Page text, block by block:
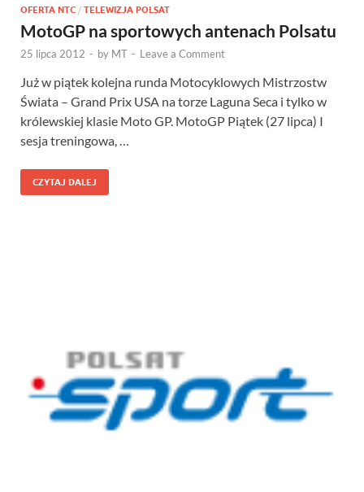
OFERTA NTC / TELEWIZJA POLSAT
MotoGP na sportowych antenach Polsatu
25 lipca 2012 - by MT - Leave a Comment
Już w piątek kolejna runda Motocyklowych Mistrzostw
Świata – Grand Prix USA na torze Laguna Seca i tylko w
królewskiej klasie Moto GP. MotoGP Piątek (27 lipca) I
sesja treningowa, …
CZYTAJ DALEJ